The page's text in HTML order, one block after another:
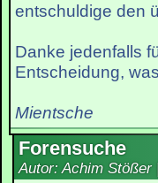
entschuldige den
Danke jedenfalls
Entscheidung,
Mientsche
Forensuche
Autor: Achim Stößer